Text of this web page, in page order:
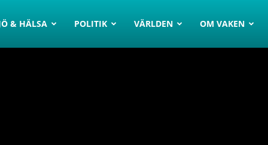
& HÄLSA POLITIK VÄRLDEN OM VAKEN